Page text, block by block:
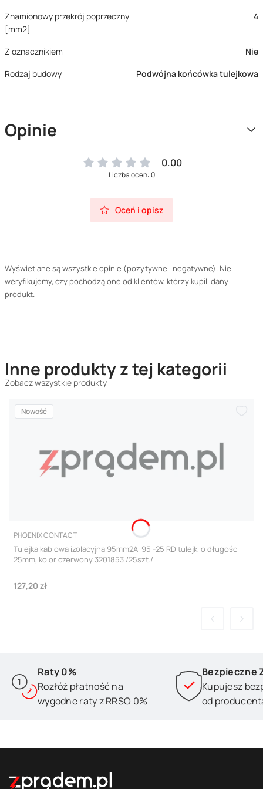
Znamionowy przekrój poprzeczny
[mm2]
4
Z oznacznikiem
Nie
Rodzaj budowy
Podwójna końcówka tulejkowa
Opinie
0.00
Liczba ocen: 0
Oceń i opisz
Wyświetlane są wszystkie opinie (pozytywne i negatywne). Nie
weryfikujemy, czy pochodzą one od klientów, którzy kupili dany
produkt.
Inne produkty z tej kategorii
Zobacz wszystkie produkty
Nowość
PRODUCENT
PHOENIX CONTACT
Tulejka kablowa izolacyjna 95mm2AI 95 -25 RD tulejki o długości
25mm, kolor czerwony 3201853 /25szt./
Cena
127,20 zł
Raty 0%
Rozłóż płatność na
wygodne raty z RRSO 0%
Bezpieczne
Kupujesz
od